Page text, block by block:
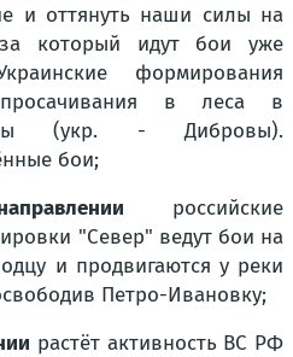
и оттянуть наши силы на
который идут бои уже
формирования
в леса в
(укр. - Дибровы).
бои;
российские
"Север" ведут бои на
и продвигаются у реки
Петро-Ивановку;
растёт активность ВС РФ